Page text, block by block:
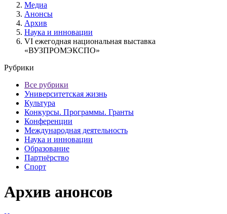
Медиа
Анонсы
Архив
Наука и инновации
VI ежегодная национальная выставка
«ВУЗПРОМЭКСПО»
Рубрики
Все рубрики
Университетская жизнь
Культура
Конкурсы. Программы. Гранты
Конференции
Международная деятельность
Наука и инновации
Образование
Партнёрство
Спорт
Архив анонсов